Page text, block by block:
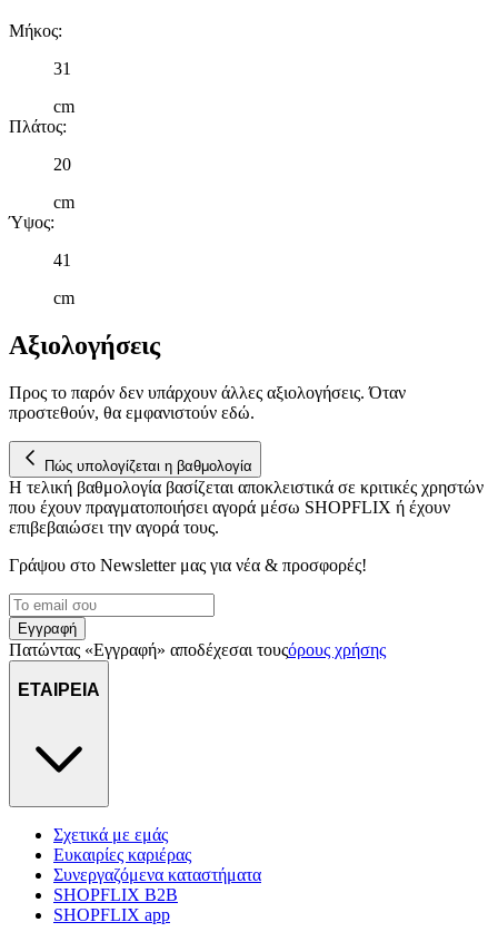
Μήκος:
31
cm
Πλάτος:
20
cm
Ύψος:
41
cm
Αξιολογήσεις
Προς το παρόν δεν υπάρχουν άλλες αξιολογήσεις. Όταν
προστεθούν, θα εμφανιστούν εδώ.
Πώς υπολογίζεται η βαθμολογία
Η τελική βαθμολογία βασίζεται αποκλειστικά σε κριτικές χρηστών
που έχουν πραγματοποιήσει αγορά μέσω SHOPFLIX ή έχουν
επιβεβαιώσει την αγορά τους.
Γράψου στο Νewsletter μας για νέα & προσφορές!
Εγγραφή
Πατώντας «Εγγραφή» αποδέχεσαι τουςόρους χρήσης
ΕΤΑΙΡΕΙΑ
Σχετικά με εμάς
Ευκαιρίες καριέρας
Συνεργαζόμενα καταστήματα
SHOPFLIX B2B
SHOPFLIX app